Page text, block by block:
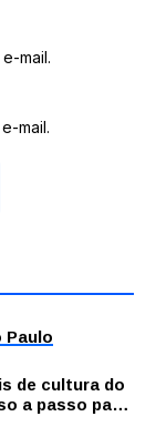
mail.
mail.
Paulo
de cultura do
a passo para